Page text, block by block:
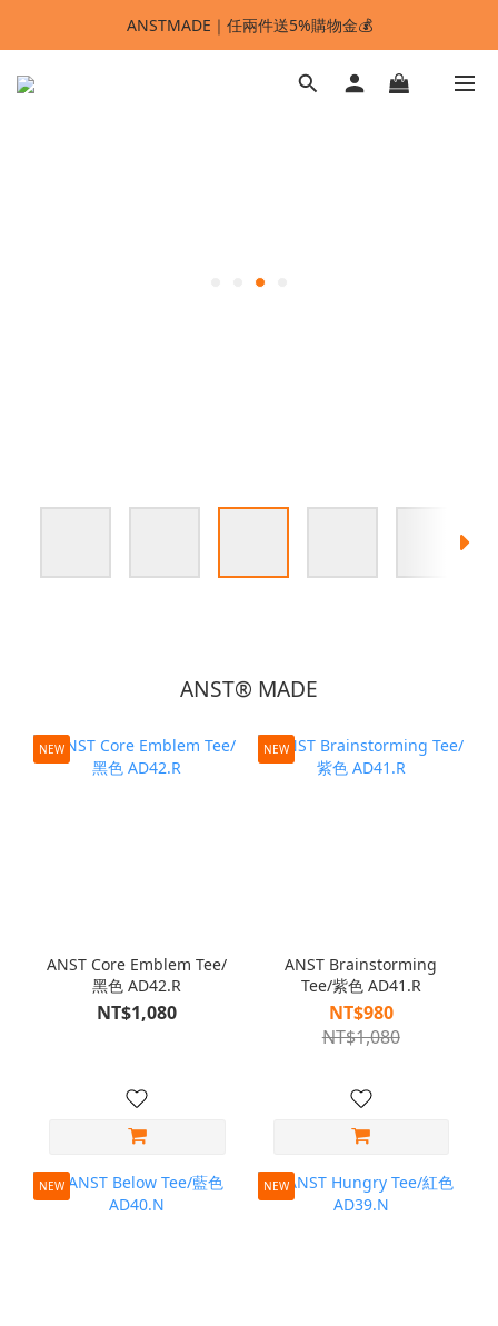
ANSTMADE｜任兩件送5%購物金💰
🚩 【SELECT服飾】1件95折、2件88折
ANST® MADE
NEW
ANST Core Emblem Tee/
黑色 AD42.R
NT$1,080
NEW
ANST Brainstorming
Tee/紫色 AD41.R
NT$980
NT$1,080
NEW NEW